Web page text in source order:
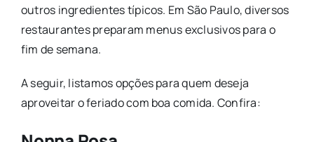
outros ingredientes típicos. Em São Paulo, diversos
restaurantes preparam menus exclusivos para o
fim de semana.
A seguir, listamos opções para quem deseja
aproveitar o feriado com boa comida. Confira: